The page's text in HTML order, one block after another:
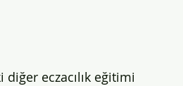
eczacılık eğitimi